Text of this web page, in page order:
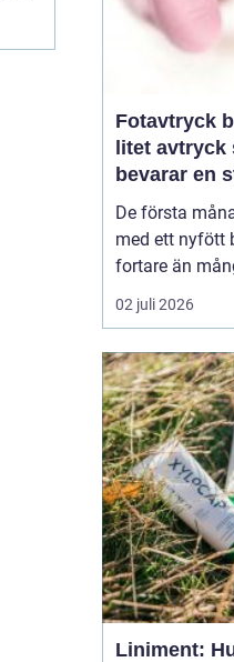
Fotavtryck
litet avtryck
bevarar en
stund
De första
med ett nyfött
fortare än
med. Ena
hela foten i
redan vuxit ur
pyjamasar.Ett
bebis fångar
02 juli 2026
Liniment: